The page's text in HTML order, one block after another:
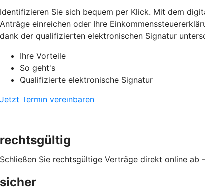
Identifizieren Sie sich bequem per Klick. Mit dem
Anträge einreichen oder Ihre
dank der qualifizierten elektronischen Signatur
Ihre Vorteile
So geht's
Qualifizierte elektronische Signatur
Jetzt Termin vereinbaren
rechtsgültig
Schließen Sie rechtsgültige Verträge direkt online ab
sicher